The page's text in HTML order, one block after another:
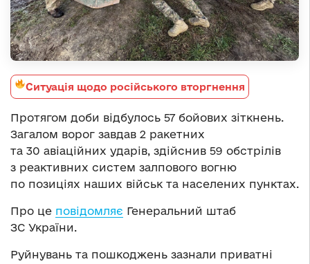
Ситуація щодо російського вторгнення
Протягом доби відбулось 57 бойових зіткнень.
Загалом ворог завдав 2 ракетних
та 30 авіаційних ударів, здійснив 59 обстрілів
з реактивних систем залпового вогню
по позиціях наших військ та населених пунктах.
Про це повідомляє Генеральний штаб
ЗС України.
Руйнувань та пошкоджень зазнали приватні